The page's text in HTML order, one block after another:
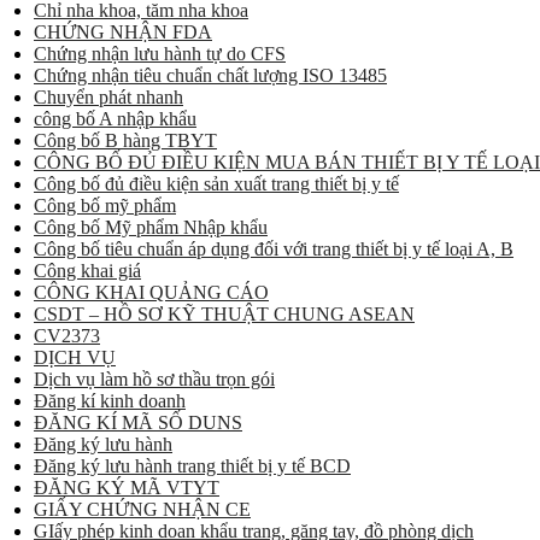
Chỉ nha khoa, tăm nha khoa
CHỨNG NHẬN FDA
Chứng nhận lưu hành tự do CFS
Chứng nhận tiêu chuẩn chất lượng ISO 13485
Chuyển phát nhanh
công bố A nhập khẩu
Công bố B hàng TBYT
CÔNG BỐ ĐỦ ĐIỀU KIỆN MUA BÁN THIẾT BỊ Y TẾ
Công bố đủ điều kiện sản xuất trang thiết bị y tế
Công bố mỹ phẩm
Công bố Mỹ phẩm Nhập khẩu
Công bố tiêu chuẩn áp dụng đối với trang thiết bị y tế loại A, B
Công khai giá
CÔNG KHAI QUẢNG CÁO
CSDT – HỒ SƠ KỸ THUẬT CHUNG ASEAN
CV2373
DỊCH VỤ
Dịch vụ làm hồ sơ thầu trọn gói
Đăng kí kinh doanh
ĐĂNG KÍ MÃ SỐ DUNS
Đăng ký lưu hành
Đăng ký lưu hành trang thiết bị y tế BCD
ĐĂNG KÝ MÃ VTYT
GIẤY CHỨNG NHẬN CE
GIấy phép kinh doan khẩu trang, găng tay, đồ phòng dịch